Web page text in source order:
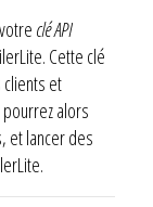
clé API
Cette clé
et
alors
et lancer des